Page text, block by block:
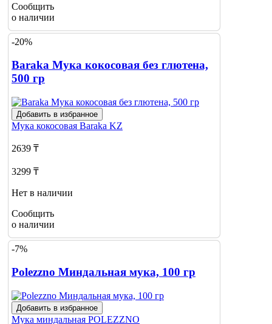
Сообщить
о наличии
-20%
Baraka Мука кокосовая без глютена,
500 гр
Добавить в избранное
Мука кокосовая Baraka KZ
2639 ₸
3299 ₸
Нет в наличии
Сообщить
о наличии
-7%
Polezzno Миндальная мука, 100 гр
Добавить в избранное
Мука миндальная POLEZZNO